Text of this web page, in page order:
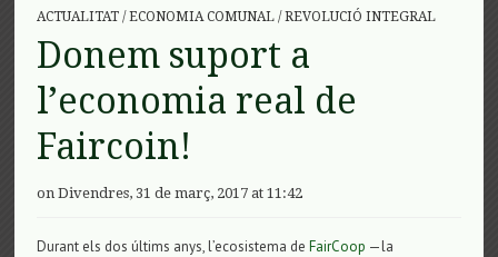
ACTUALITAT /ECONOMIA COMUNAL /REVOLUCIÓ INTEGRAL
Donem suport a
l’economia real de
Faircoin!
on Divendres, 31 de març, 2017 at 11:42
Durant els dos últims anys, l’ecosistema deFairCoop —la